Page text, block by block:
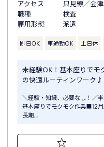
アクセス
只見線／会
職種
検査
雇用形態
派遣
即日OK 車通勤OK 土日休
未経験OK！基本座りでモ
の快適ルーティンワーク♪
＼経験・知識、必要なし！／
基本座りでモクモク作業■12
長期…